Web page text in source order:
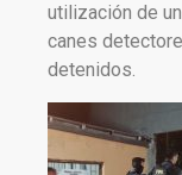
utilización de
canes
detenidos.